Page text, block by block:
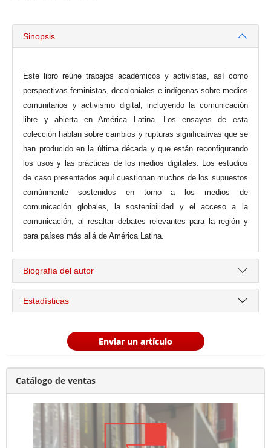
Sinopsis
Este libro reúne trabajos académicos y activistas, así como
perspectivas feministas, decoloniales e indígenas sobre medios
comunitarios y activismo digital, incluyendo la comunicación
libre y abierta en América Latina. Los ensayos de esta
colección hablan sobre cambios y rupturas significativas que se
han producido en la última década y que están reconfigurando
los usos y las prácticas de los medios digitales. Los estudios
de caso presentados aquí cuestionan muchos de los supuestos
comúnmente sostenidos en torno a los medios de
comunicación globales, la sostenibilidad y el acceso a la
comunicación, al resaltar debates relevantes para la región y
para países más allá de América Latina.
Biografía del autor
Estadísticas
Enviar un artículo
Catálogo de ventas